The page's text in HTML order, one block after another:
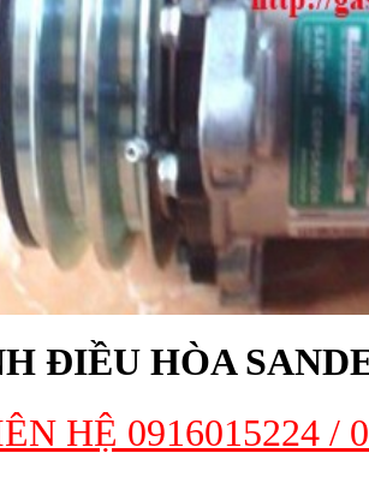
ĐIỀU HÒA
HỆ 0916015224 /